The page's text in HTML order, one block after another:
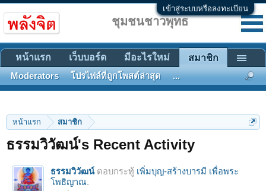
เข้าสู่ระบบหรือลงทะเบียน
หน้าแรก สมาชิก
ธรรมวิวัฒน์'s Recent Activity
ธรรมวิวัฒน์ตอบกระทู้ เพิ่มบุญ-สร้างบารมี เพื่อพระ
โพธิญาณ.
ชุมชนชาวพุทธ
หน้าแรก เว็บบอร์ด มีอะไรใหม่ สมาชิก
Moderators โปรไฟล์ที่ถูกโพสต์ล่าสุด ...